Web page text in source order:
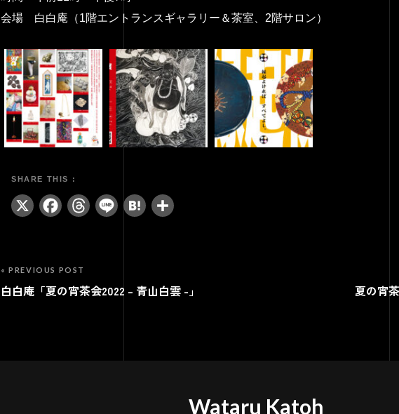
会場 白白庵（1階エントランスギャラリー＆茶室、2階サロン）
X Facebook
Threads
LineHatena
« PREVIOUS POST
白白庵「夏の宵茶会2022 – 青山白雲 -」 夏の宵
Wataru Katoh